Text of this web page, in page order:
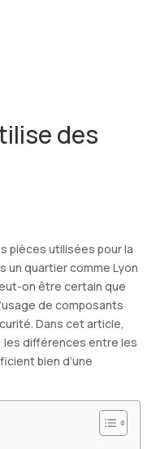
QUI
des
pièces utilisées pour la
un quartier comme Lyon
on être certain que
de composants
Dans cet article,
les différences entre les
bien d’une